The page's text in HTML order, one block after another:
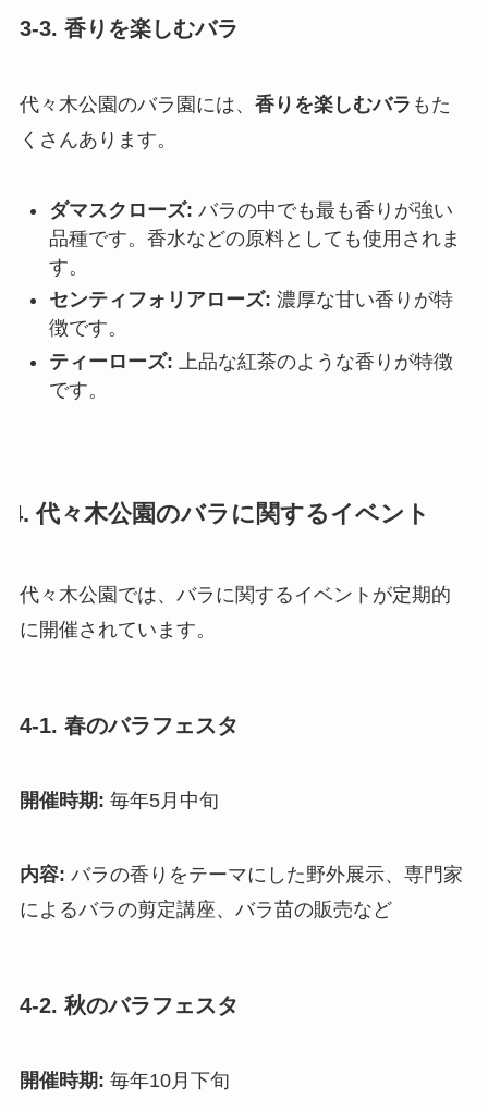
3-3. 香りを楽しむバラ
代々木公園のバラ園には、 香りを楽しむバラ もた
くさんあります。
ダマスクローズ: バラの中でも最も香りが強い
品種です。香水などの原料としても使用されま
す。
センティフォリアローズ: 濃厚な甘い香りが特
徴です。
ティーローズ: 上品な紅茶のような香りが特徴
です。
4. 代々木公園のバラに関するイベント
代々木公園では、バラに関するイベントが定期的
に開催されています。
4-1. 春のバラフェスタ
開催時期: 毎年5月中旬
内容: バラの香りをテーマにした野外展示、専門家
によるバラの剪定講座、バラ苗の販売など
4-2. 秋のバラフェスタ
開催時期: 毎年10月下旬